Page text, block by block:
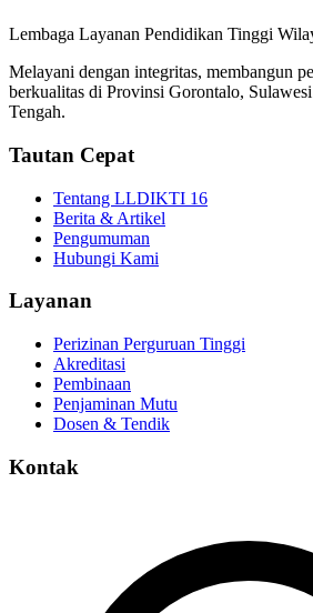
Lembaga Layanan Pendidikan Tinggi
Melayani dengan integritas, membangun
berkualitas di Provinsi Gorontalo,
Tengah.
Tautan Cepat
Tentang LLDIKTI 16
Berita & Artikel
Pengumuman
Hubungi Kami
Layanan
Perizinan Perguruan Tinggi
Akreditasi
Pembinaan
Penjaminan Mutu
Dosen & Tendik
Kontak